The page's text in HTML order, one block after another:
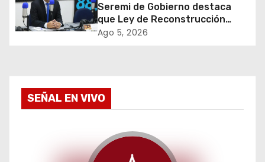
n
t
a
d
Seremi de Gobierno destaca
que Ley de Reconstrucción
Nacional impulsará la inversión
Ago 5, 2026
SEÑAL EN VIVO